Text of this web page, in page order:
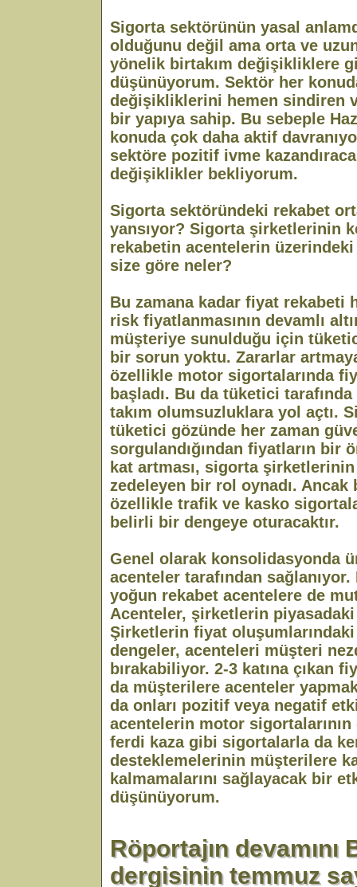
Sigorta sektörünün yasal
olduğunu değil ama orta ve
yönelik birtakım değişikliklere
düşünüyorum. Sektör her
değişikliklerini hemen sindiren
bir yapıya sahip. Bu sebeple
konuda çok daha aktif
sektöre pozitif ivme
değişiklikler bekliyorum.
Sigorta sektöründeki rekabet
yansıyor? Sigorta şirketlerinin
rekabetin acentelerin üzerindeki
size göre neler?
Bu zamana kadar fiyat rekabeti
risk fiyatlanmasının devamlı
müşteriye sunulduğu için
bir sorun yoktu. Zararlar
özellikle motor sigortalarında
başladı. Bu da tüketici
takım olumsuzluklara yol açtı.
tüketici gözünde her zaman
sorgulandığından fiyatların bir
kat artması, sigorta
zedeleyen bir rol oynadı. Ancak
özellikle trafik ve kasko
belirli bir dengeye oturacaktır.
Genel olarak konsolidasyonda
acenteler tarafından
yoğun rekabet acentelere de
Acenteler, şirketlerin piyasadaki
Şirketlerin fiyat
dengeler, acenteleri müşteri
bırakabiliyor. 2-3 katına çıkan
da müşterilere acenteler
da onları pozitif veya negatif
acentelerin motor sigortalarının
ferdi kaza gibi sigortalarla da
desteklemelerinin müşterilere
kalmamalarını sağlayacak bir
düşünüyorum.
Röportajın devamını
dergisinin temmuz